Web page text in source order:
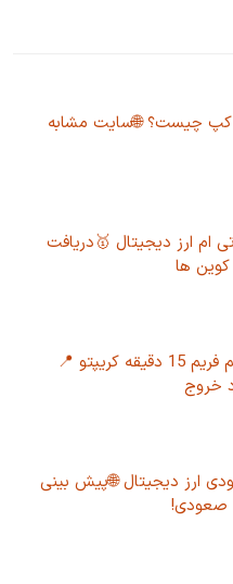
چیست؟ 🌐سایت مشابه
ام ارز دیجیتال 🥇دریافت
ها
آموزش استراتژی تایم فریم 15 دقیقه کریپتو 📍
خروج
ارز دیجیتال 🌐پیش بینی
صعودی!